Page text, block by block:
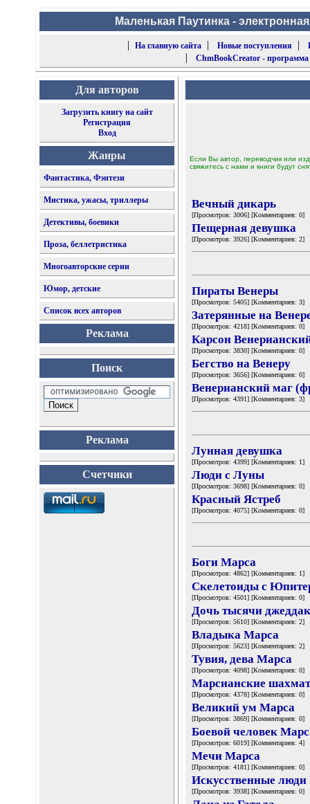
Маленькая Паутинка -
|
На главную сайта| Новые поступления |
| ChmBookCreator -
Для авторов
Загрузить книгу на сайт
Регистрация
Вход
Жанры
Фантастика, Фэнтези
Мистика, ужасы, триллеры
Детективы, боевики
Проза, беллетристика
Многоавторские серии
Юмор, детские
Список всех авторов
Реклама
Поиск
Реклама
Счетчики
Если Вы автор, переводчик или
свяжитесь с нами и книги будут
Вечный дикарь
[Просмотров: 3006] [Комментариев: 0]
Пещерная девушка
[Просмотров: 3926] [Комментариев: 2]
Пираты Венеры
[Просмотров: 5405] [Комментариев: 3]
Затерянные на
[Просмотров: 4218] [Комментариев: 0]
Карсон
[Просмотров: 3830] [Комментариев: 0]
Бегство на Венеру
[Просмотров: 3656] [Комментариев: 0]
Венерианский маг
[Просмотров: 4391] [Комментариев: 3]
Лунная девушка
[Просмотров: 4399] [Комментариев: 1]
Люди с Луны
[Просмотров: 3698] [Комментариев: 0]
Красный Ястреб
[Просмотров: 4075] [Комментариев: 0]
Боги Марса
[Просмотров: 4862] [Комментариев: 1]
Скелетоиды с
[Просмотров: 4501] [Комментариев: 0]
Дочь тысячи
[Просмотров: 5610] [Комментариев: 2]
Владыка Марса
[Просмотров: 5623] [Комментариев: 2]
Тувия, дева Марса
[Просмотров: 4098] [Комментариев: 0]
Марсианские
[Просмотров: 4378] [Комментариев: 0]
Великий ум Марса
[Просмотров: 3869] [Комментариев: 0]
Боевой человек
[Просмотров: 6019] [Комментариев: 4]
Мечи Марса
[Просмотров: 4181] [Комментариев: 0]
Искусственные
[Просмотров: 3938] [Комментариев: 0]